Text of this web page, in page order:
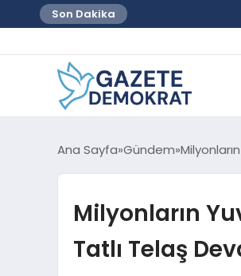
Son Dakika
Ana Sayfa Gündem
Milyonların
Tatlı Telaş